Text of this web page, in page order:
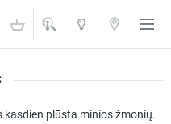
ŠVIESOS KONTAKTAI
kasdien plūsta minios žmonių.